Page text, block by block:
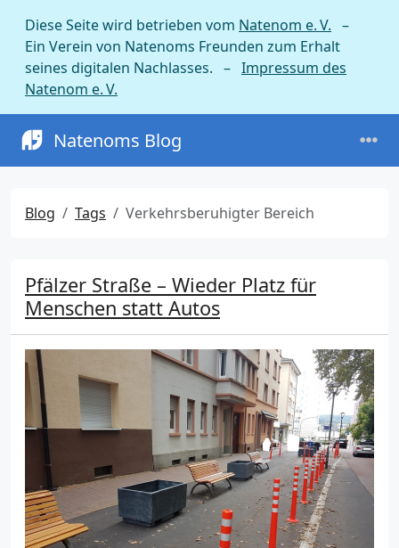
Diese Seite wird betrieben vom Natenom e. V. –
Ein Verein von Natenoms Freunden zum Erhalt
seines digitalen Nachlasses. – Impressum des
Natenom e. V.
Natenoms Blog
Blog Tags Verkehrsberuhigter Bereich
Pfälzer Straße – Wieder Platz für
Menschen statt Autos